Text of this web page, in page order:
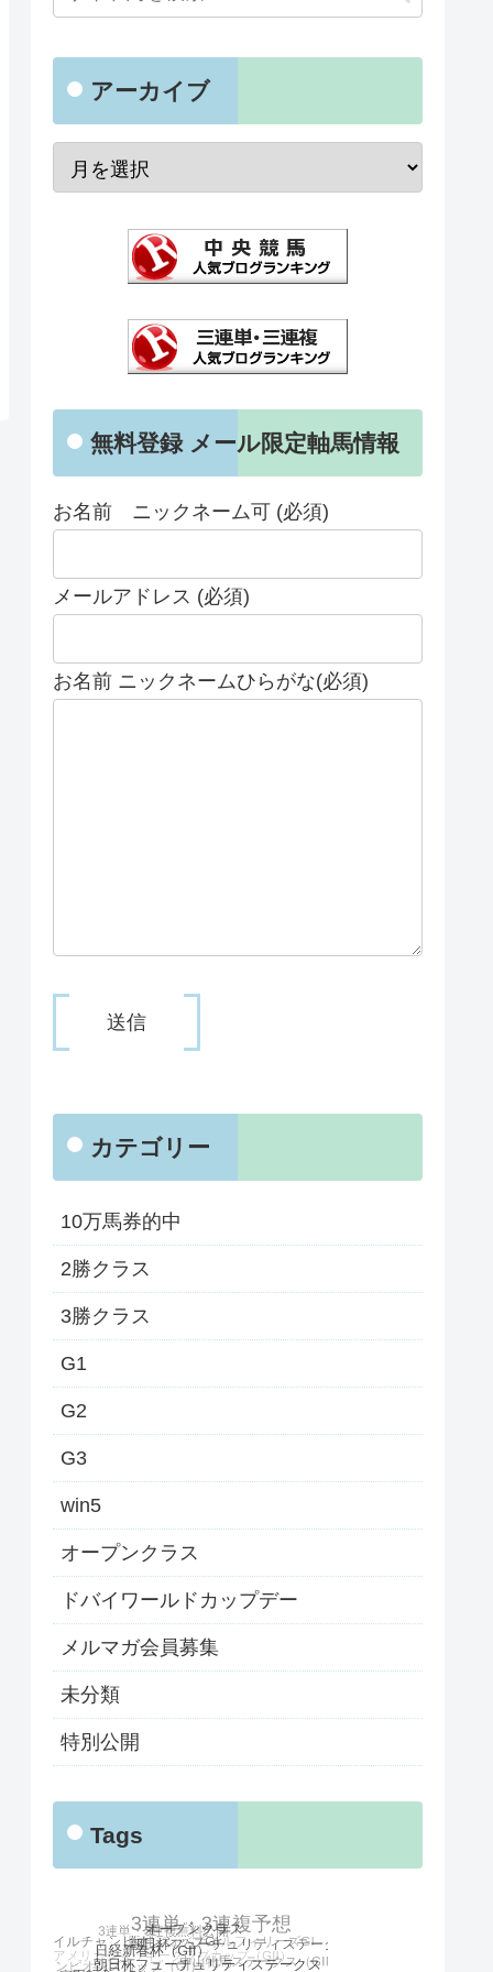
アーカイブ
無料登録 メール限定軸馬情報
お名前 ニックネーム可 (必須)
メールアドレス (必須)
お名前 ニックネームひらがな(必須)
カテゴリー
10万馬券的中
2勝クラス
3勝クラス
G1
G2
G3
win5
オープンクラス
ドバイワールドカップデー
メルマガ会員募集
未分類
特別公開
Tags